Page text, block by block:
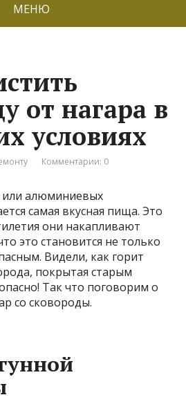
МЕНЮ
от нагара в
условиях
Комментарии: 0
или алюминиевых
самая вкусная пища. Это
они накапливают
это становится не только
Видели, как горит
покрытая старым
Так что поговорим о
со сковороды.